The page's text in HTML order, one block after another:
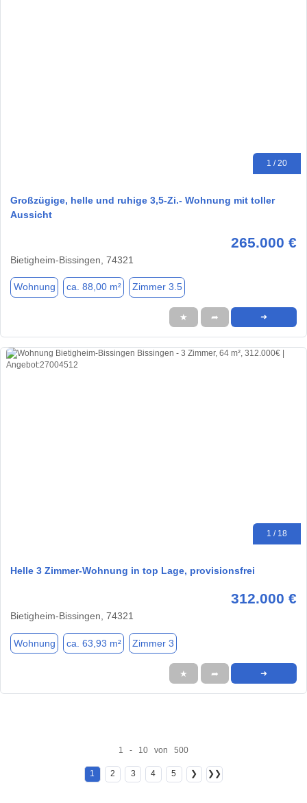
1 / 20
Großzügige, helle und ruhige 3,5-Zi.- Wohnung mit toller
Aussicht
265.000 €
Bietigheim-Bissingen, 74321
Wohnung ca. 88,00 m² Zimmer 3.5
★ ➦ ➜
1 / 18
Helle 3 Zimmer-Wohnung in top Lage, provisionsfrei
312.000 €
Bietigheim-Bissingen, 74321
Wohnung ca. 63,93 m² Zimmer 3
★ ➦ ➜
1 - 10 von 500
1 2 3 4 5 ❯ ❯❯